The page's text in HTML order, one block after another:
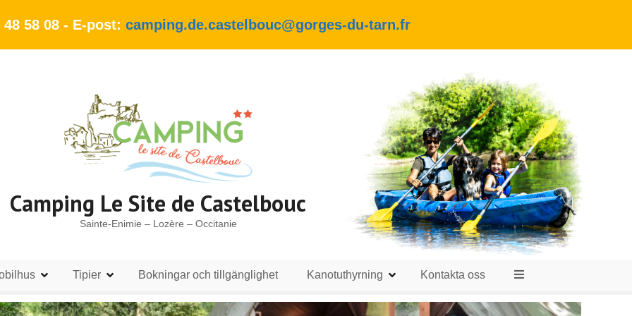
58 08 - E-post: camping.de.castelbouc@gorges-du-tarn.fr
Camping Le Site de Castelbouc
Sainte-Enimie – Lozère – Occitanie
Tipier Bokningar och tillgänglighet Kanotuthyrning Kontakta oss